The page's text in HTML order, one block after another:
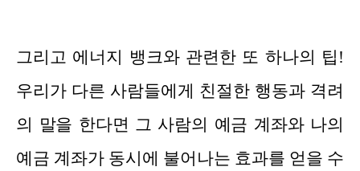
그리고 에너지 뱅크와 관련한 또 하나의 팁!
우리가 다른 사람들에게 친절한 행동과 격려
의 말을 한다면 그 사람의 예금 계좌와 나의
예금 계좌가 동시에 불어나는 효과를 얻을 수